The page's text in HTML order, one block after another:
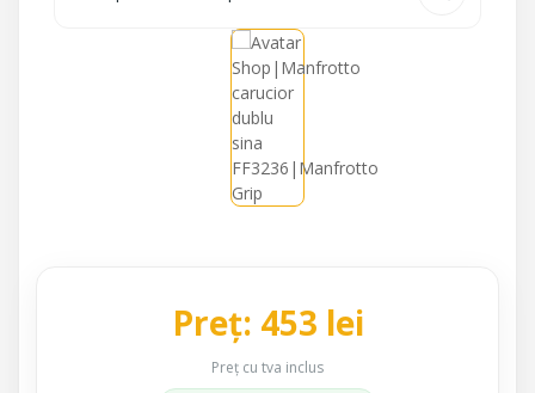
Preț: 453 lei
Preț cu tva inclus